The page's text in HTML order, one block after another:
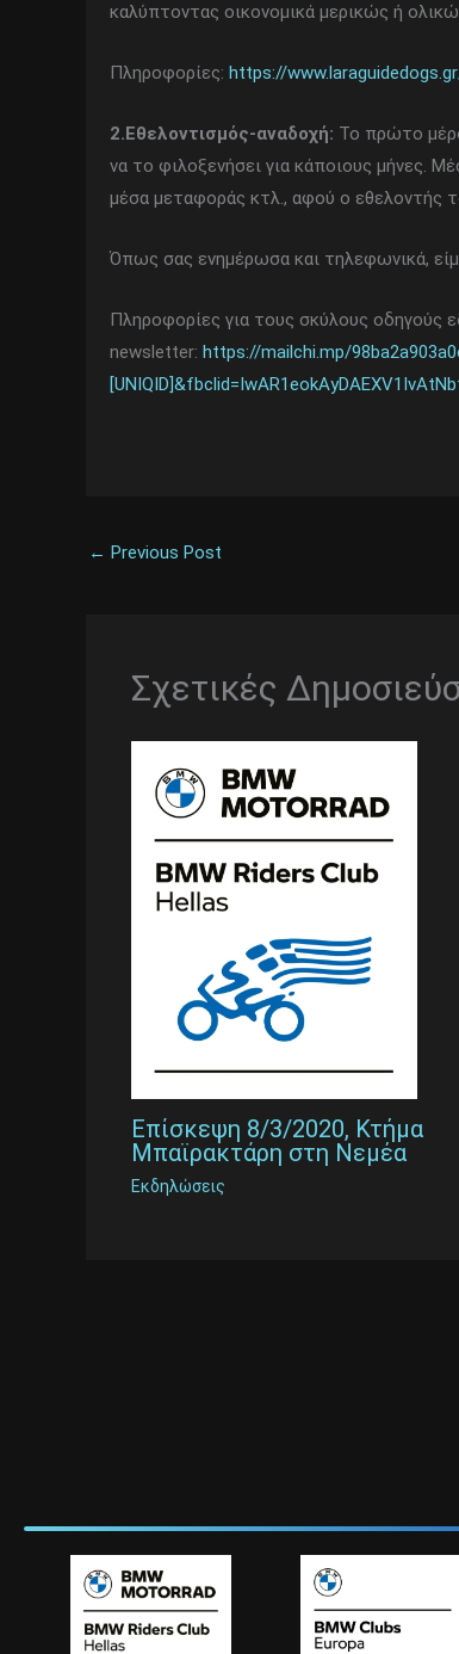
καλύπτοντας οικονομικά μερικώς ή
Πληροφορίες: https://
2.Εθελοντισμός-αναδοχή: Το πρώτο
να το φιλοξενήσει για κάποιους μήνες.
μέσα μεταφοράς κτλ., αφού ο εθελοντής
Όπως σας ενημέρωσα και τηλεφωνικά,
Πληροφορίες για τους σκύλους οδηγούς
newsletter: https://mailchi.mp/
← Previous Post
Σχετικές
Επίσκεψη 8/3/2020, Κτήμα
Μπαϊρακτάρη στη Νεμέα
Εκδηλώσεις